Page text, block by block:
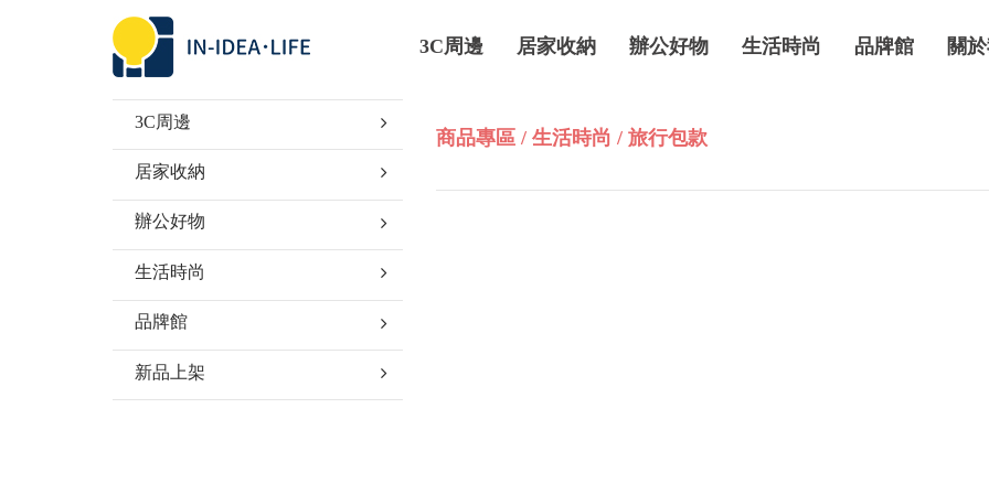
3C周邊 居家收納 辦公好物 生活時尚 品牌館 關
3C周邊
居家收納
辦公好物
生活時尚
品牌館
新品上架
商品專區 / 生活時尚 / 旅行包款